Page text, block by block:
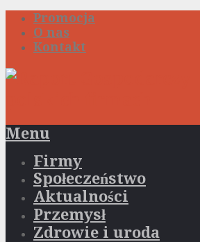
Promocja
O nas
Kontakt
Menu
Firmy
Społeczeństwo
Aktualności
Przemysł
Zdrowie i uroda